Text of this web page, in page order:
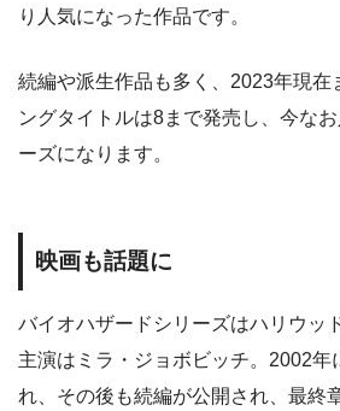
り人気になった作品です。
続編や派生作品も多く、2023年現在
ングタイトルは8まで発売し、今な
ーズになります。
映画も話題に
バイオハザードシリーズはハリウッ
主演はミラ・ジョボビッチ。2002年
れ、その後も続編が公開され、最終